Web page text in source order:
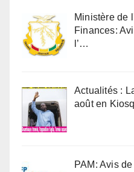
Ministère de
Finances:
l’…
Actualités :
août en
PAM: Avis